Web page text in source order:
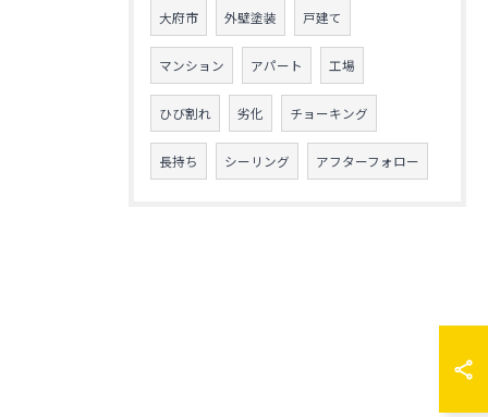
大府市 外壁塗装 戸建て
マンション アパート 工場
ひび割れ 劣化 チョーキング
長持ち シーリング アフターフォロー